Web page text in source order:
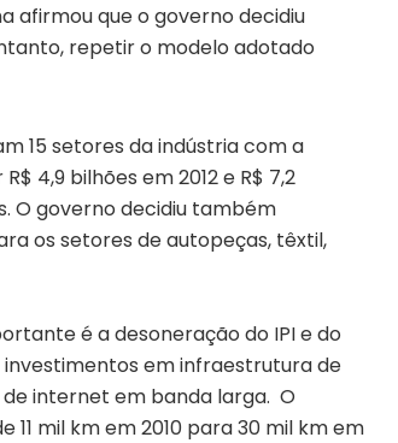
afirmou que o governo decidiu
repetir o modelo adotado
15 setores da indústria com a
4,9 bilhões em 2012 e R$ 7,2
O governo decidiu também
os setores de autopeças, têxtil,
é a desoneração do IPI e do
investimentos em infraestrutura de
internet em banda larga. O
mil km em 2010 para 30 mil km em